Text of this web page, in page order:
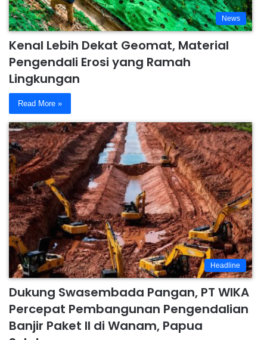
News
Kenal Lebih Dekat Geomat, Material
Pengendali Erosi yang Ramah
Lingkungan
Read More »
Headline
Dukung Swasembada Pangan, PT WIKA
Percepat Pembangunan Pengendalian
Banjir Paket II di Wanam, Papua